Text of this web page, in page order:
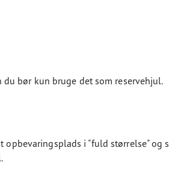
bør kun bruge det som reservehjul.
opbevaringsplads i "fuld størrelse" og